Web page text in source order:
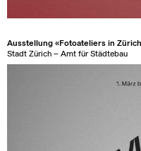
Ausstellung «Fotoateliers in
Stadt Zürich – Amt für Städtebau